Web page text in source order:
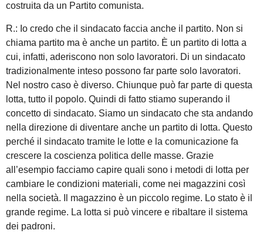
costruita da un Partito comunista.
R.: Io credo che il sindacato faccia anche il partito. Non si
chiama partito ma è anche un partito. È un partito di lotta a
cui, infatti, aderiscono non solo lavoratori. Di un sindacato
tradizionalmente inteso possono far parte solo lavoratori.
Nel nostro caso è diverso. Chiunque può far parte di questa
lotta, tutto il popolo. Quindi di fatto stiamo superando il
concetto di sindacato. Siamo un sindacato che sta andando
nella direzione di diventare anche un partito di lotta. Questo
perché il sindacato tramite le lotte e la comunicazione fa
crescere la coscienza politica delle masse. Grazie
all’esempio facciamo capire quali sono i metodi di lotta per
cambiare le condizioni materiali, come nei magazzini così
nella società. Il magazzino è un piccolo regime. Lo stato è il
grande regime. La lotta si può vincere e ribaltare il sistema
dei padroni.